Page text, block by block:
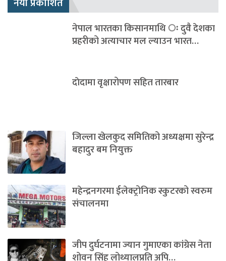
नेपाल भारतका किसानमाथि ः दुवै देशका
प्रहरीको अत्याचार मल ल्याउन भारत…
दाेदामा वृक्षारोपण सहित तारबार
जिल्ला खेलकुद समितिको अध्यक्षमा सुरेन्द्र
बहादुर बम नियुक्त
महेन्द्रनगरमा ईलेक्ट्रोनिक स्कुटरको स्वरुम
संचालनमा
जीप दुर्घटनामा ज्यान गुमाएका कांग्रेस नेता
शोवन सिंह लोथ्यालप्रति अपि…